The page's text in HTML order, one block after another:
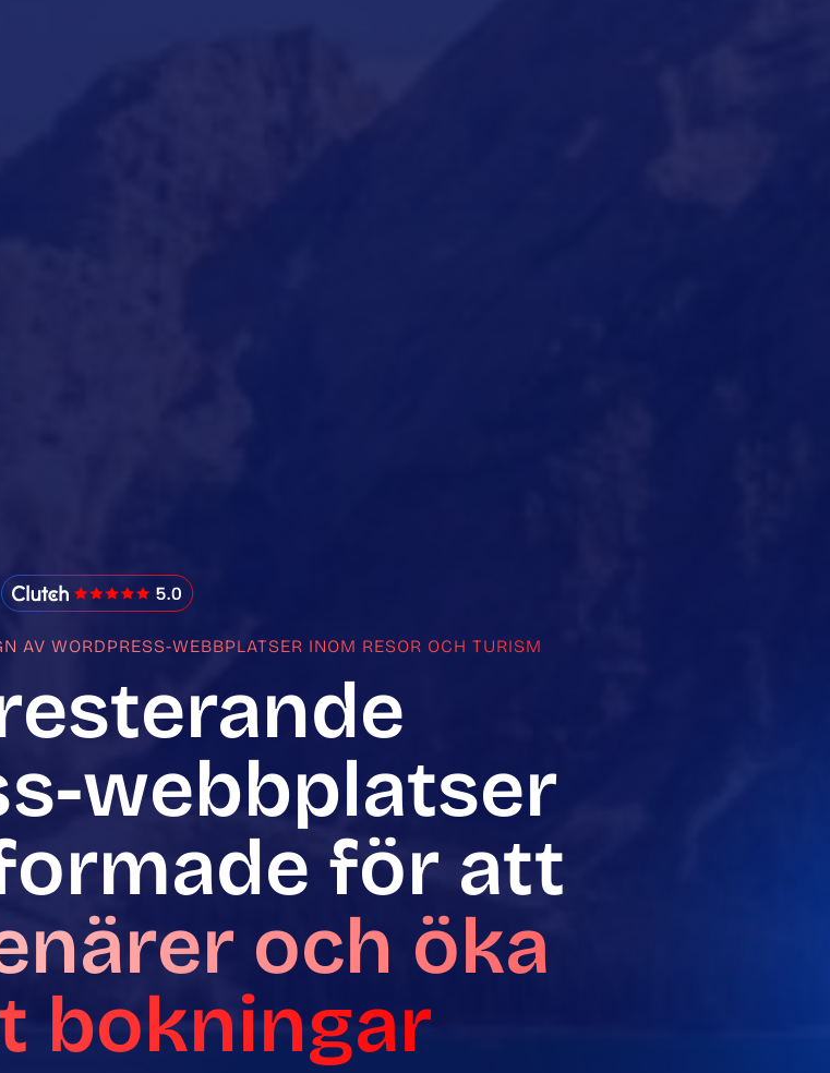
IMADO Reviews
AV WORDPRESS-WEBBPLATSER INOM RESOR OCH TURISM
webbplatser
för att
och öka
bokningar